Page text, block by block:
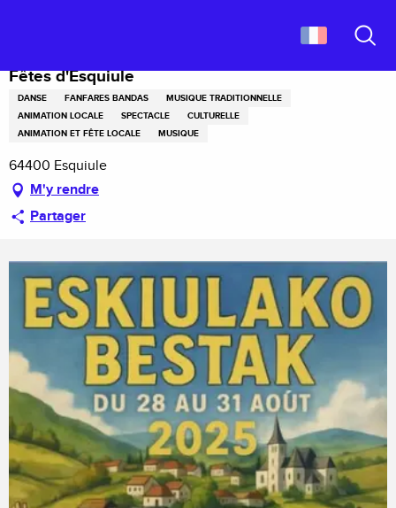
principal
Fêtes d'Esquiule
DANSE FANFARES BANDAS
MUSIQUE TRADITIONNELLE
ANIMATION LOCALE
SPECTACLE
CULTURELLE
ANIMATION ET FÊTE LOCALE
MUSIQUE
64400 Esquiule
M'y rendre
Partager